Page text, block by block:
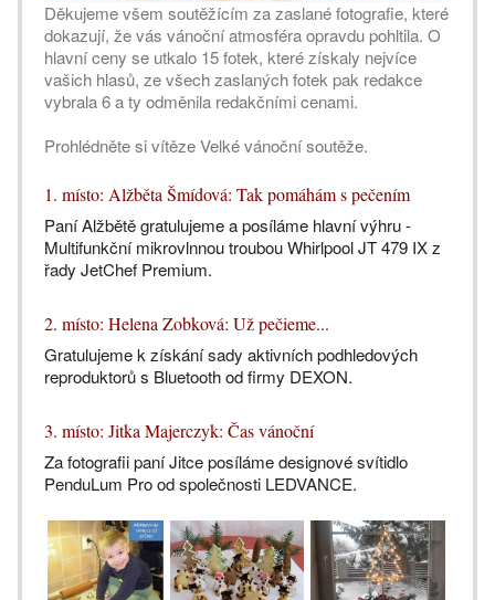
Děkujeme všem soutěžícím za zaslané fotografie, které
dokazují, že vás vánoční atmosféra opravdu pohltila. O
hlavní ceny se utkalo 15 fotek, které získaly nejvíce
vašich hlasů, ze všech zaslaných fotek pak redakce
vybrala 6 a ty odměnila redakčními cenami.
Prohlédněte si vítěze Velké vánoční soutěže.
1. místo: Alžběta Šmídová: Tak pomáhám s pečením
Paní Alžbětě gratulujeme a posíláme hlavní výhru -
Multifunkční mikrovlnnou troubou Whirlpool JT 479 IX z
řady JetChef Premium.
2. místo: Helena Zobková: Už pečieme...
Gratulujeme k získání sady aktivních podhledových
reproduktorů s Bluetooth od firmy DEXON.
3. místo: Jitka Majerczyk: Čas vánoční
Za fotografii paní Jitce posíláme designové svítidlo
PenduLum Pro od společnosti LEDVANCE.